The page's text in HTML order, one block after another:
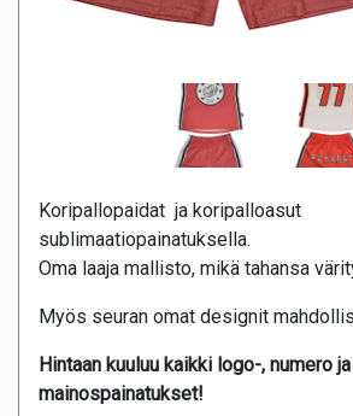
Koripallopaidat ja koripalloasut
sublimaatiopainatuksella.
Oma laaja mallisto, mikä tahansa
Myös seuran omat designit
Hintaan kuuluu kaikki logo-, numero ja
mainospainatukset!